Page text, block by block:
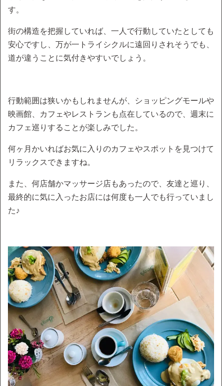
す。
街の構造を把握していれば、一人で行動していたとしても
安心ですし、万が一トライシクルに遠回りされそうでも、
道が違うことに気付きやすいでしょう。
行動範囲は狭いかもしれませんが、ショッピングモールや
映画館、カフェやレストランも点在しているので、週末に
カフェ巡りすることが楽しみでした。
何ヶ月かいればお気に入りのカフェやスポットを見つけて
リラックスできますね。
また、何店舗かマッサージ店もあったので、友達と巡り、
最終的に気に入ったお店には何度も一人でも行っていまし
た♪